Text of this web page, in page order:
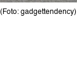
gadgettendency)